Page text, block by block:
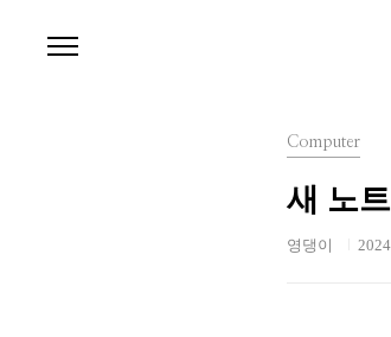
Computer
새 노
영댕이